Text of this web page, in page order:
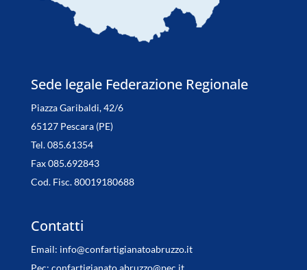
Sede legale Federazione Regionale
Piazza Garibaldi, 42/6
65127 Pescara (PE)
Tel. 085.61354
Fax 085.692843
Cod. Fisc. 80019180688
Contatti
Email: info@confartigianatoabruzzo.it
Pec: confartigianato.abruzzo@pec.it